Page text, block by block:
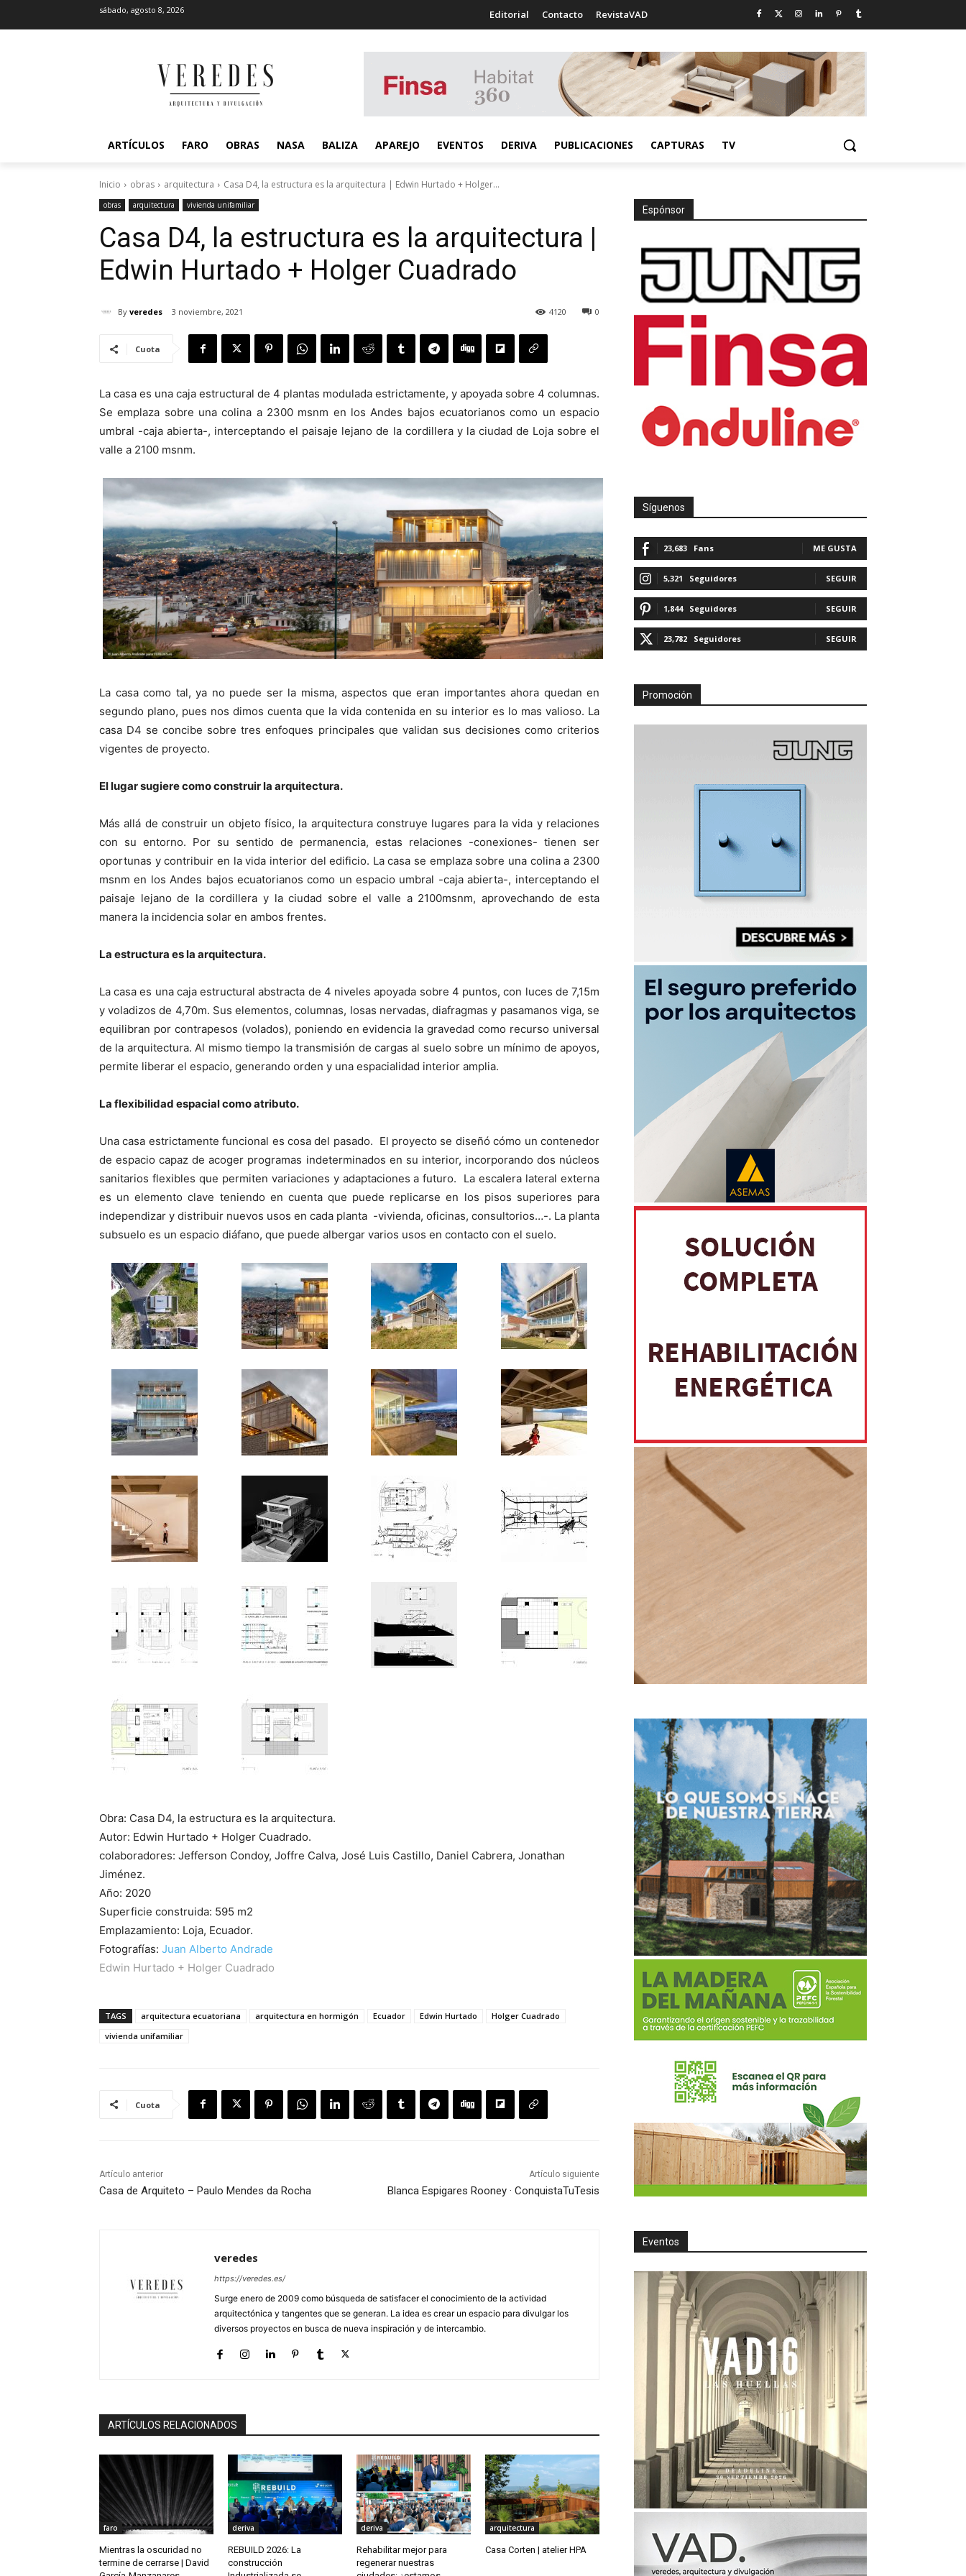
sábado, agosto 8, 2026 Editorial Contacto RevistaVAD
ARTÍCULOS FARO OBRAS NASA BALIZA APAREJO EVENTOS DERIVA PUBLICACIONES CAPTURAS TV
Inicio obras arquitectura Casa D4, la estructura es la arquitectura | Edwin Hurtado + Holger...
obras arquitectura vivienda unifamiliar
Casa D4, la estructura es la arquitectura |
Edwin Hurtado + Holger Cuadrado
By veredes 3 noviembre, 2021 0
4120
Cuota
La casa es una caja estructural de 4 plantas modulada estrictamente, y apoyada sobre 4 columnas.
Se emplaza sobre una colina a 2300 msnm en los Andes bajos ecuatorianos como un espacio
umbral -caja abierta-, interceptando el paisaje lejano de la cordillera y la ciudad de Loja sobre el
valle a 2100 msnm.
La casa como tal, ya no puede ser la misma, aspectos que eran importantes ahora quedan en
segundo plano, pues nos dimos cuenta que la vida contenida en su interior es lo mas valioso. La
casa D4 se concibe sobre tres enfoques principales que validan sus decisiones como criterios
vigentes de proyecto.
El lugar sugiere como construir la arquitectura.
Más allá de construir un objeto físico, la arquitectura construye lugares para la vida y relaciones
con su entorno. Por su sentido de permanencia, estas relaciones -conexiones- tienen ser
oportunas y contribuir en la vida interior del edificio. La casa se emplaza sobre una colina a 2300
msnm en los Andes bajos ecuatorianos como un espacio umbral -caja abierta-, interceptando el
paisaje lejano de la cordillera y la ciudad sobre el valle a 2100msnm, aprovechando de esta
manera la incidencia solar en ambos frentes.
La estructura es la arquitectura.
La casa es una caja estructural abstracta de 4 niveles apoyada sobre 4 puntos, con luces de 7,15m
y voladizos de 4,70m. Sus elementos, columnas, losas nervadas, diafragmas y pasamanos viga, se
equilibran por contrapesos (volados), poniendo en evidencia la gravedad como recurso universal
de la arquitectura. Al mismo tiempo la transmisión de cargas al suelo sobre un mínimo de apoyos,
permite liberar el espacio, generando orden y una espacialidad interior amplia.
La flexibilidad espacial como atributo.
Una casa estrictamente funcional es cosa del pasado. El proyecto se diseñó cómo un contenedor
de espacio capaz de acoger programas indeterminados en su interior, incorporando dos núcleos
sanitarios flexibles que permiten variaciones y adaptaciones a futuro. La escalera lateral externa
es un elemento clave teniendo en cuenta que puede replicarse en los pisos superiores para
independizar y distribuir nuevos usos en cada planta -vivienda, oficinas, consultorios…-. La planta
subsuelo es un espacio diáfano, que puede albergar varios usos en contacto con el suelo.
Obra: Casa D4, la estructura es la arquitectura.
Autor: Edwin Hurtado + Holger Cuadrado.
colaboradores: Jefferson Condoy, Joffre Calva, José Luis Castillo, Daniel Cabrera, Jonathan
Jiménez.
Año: 2020
Superficie construida: 595 m2
Emplazamiento: Loja, Ecuador.
Fotografías: Juan Alberto Andrade
Edwin Hurtado + Holger Cuadrado
TAGS arquitectura ecuatoriana arquitectura en hormigón Ecuador Edwin Hurtado
Holger Cuadrado
vivienda unifamiliar
Cuota
Artículo anterior
Casa de Arquiteto – Paulo Mendes da Rocha
Artículo siguiente
Blanca Espigares Rooney · ConquistaTuTesis
veredes
https://veredes.es/
Surge enero de 2009 como búsqueda de satisfacer el conocimiento de la actividad
arquitectónica y tangentes que se generan. La idea es crear un espacio para divulgar los
diversos proyectos en busca de nueva inspiración y de intercambio.
ARTÍCULOS RELACIONADOS
faro
Mientras la oscuridad no
termine de cerrarse | David
deriva
REBUILD 2026: La
construcción
deriva
Rehabilitar mejor para
regenerar nuestras
arquitectura
Casa Corten | atelier HPA
Espónsor
Síguenos
23,683 Fans ME GUSTA
5,321 Seguidores SEGUIR
1,844 Seguidores SEGUIR
23,782 Seguidores SEGUIR
Promoción
Eventos